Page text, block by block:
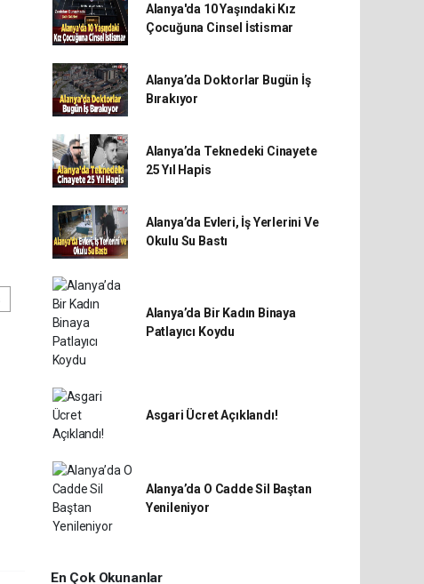
Alanya'da 10 Yaşındaki Kız
Çocuğuna Cinsel İstismar
Alanya’da Doktorlar Bugün İş
Bırakıyor
Alanya’da Teknedeki Cinayete
25 Yıl Hapis
Alanya’da Evleri, İş Yerlerini Ve
Okulu Su Bastı
Alanya’da Bir Kadın Binaya
Patlayıcı Koydu
Asgari Ücret Açıklandı!
Alanya’da O Cadde Sil Baştan
Yenileniyor
En Çok Okunanlar